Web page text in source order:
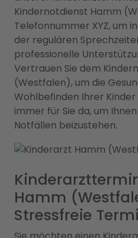
Kindernotdienst Hamm
Telefonnummer XYZ, um
der regulären
professionelle
Vertrauen Sie dem
(Westfalen), um die
Wohlbefinden Ihrer Kinder
immer für Sie da, um
Notfällen beizustehen.
Hamm
Stressfreie